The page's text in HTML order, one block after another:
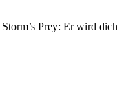
Storm’s Prey: Er wird dich